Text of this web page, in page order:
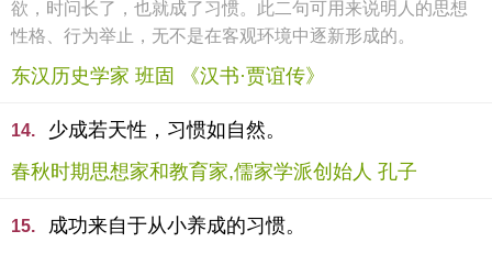
欲，时问长了，也就成了习惯。此二句可用来说明人的思想
性格、行为举止，无不是在客观环境中逐新形成的。
东汉历史学家 班固 《汉书·贾谊传》
14.
少成若天性，习惯如自然。
春秋时期思想家和教育家,儒家学派创始人 孔子
15.
成功来自于从小养成的习惯。